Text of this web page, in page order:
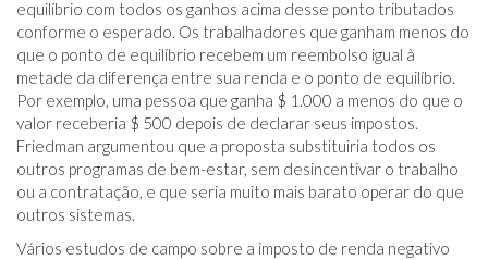
equilíbrio com todos os ganhos acima desse ponto tributados
conforme o esperado. Os trabalhadores que ganham menos do
que o ponto de equilíbrio recebem um reembolso igual à
metade da diferença entre sua renda e o ponto de equilíbrio.
Por exemplo, uma pessoa que ganha $ 1.000 a menos do que o
valor receberia $ 500 depois de declarar seus impostos.
Friedman argumentou que a proposta substituiria todos os
outros programas de bem-estar, sem desincentivar o trabalho
ou a contratação, e que seria muito mais barato operar do que
outros sistemas.
Vários estudos de campo sobre a imposto de renda negativo